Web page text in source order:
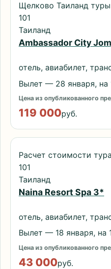
Щелково Таиланд туры
101
Таиланд
Ambassador City
отель, авиабилет,
Вылет — 28 января, на
Цена из опубликованного
119 000руб.
Расчет стоимости
101
Таиланд
Naina Resort Spa 3*
отель, авиабилет,
Вылет — 18 января, на
Цена из опубликованного
43 000руб.